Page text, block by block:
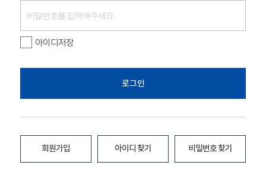
아이디저장
로그인
회원가입 아이디 찾기 비밀번호 찾기